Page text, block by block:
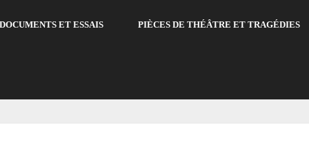
DOCUMENTS ET ESSAIS PIÈCES DE THÉÂTRE ET TRAGÉDIES